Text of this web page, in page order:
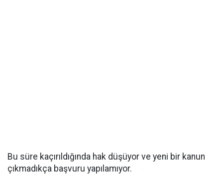
Bu süre kaçırıldığında hak düşüyor ve yeni bir kanun
çıkmadıkça başvuru yapılamıyor.